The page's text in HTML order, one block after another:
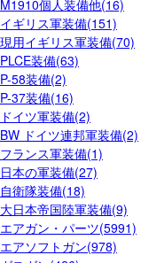
M1910個人装備他(16)
イギリス軍装備(151)
現用イギリス軍装備(70)
PLCE装備(63)
P-58装備(2)
P-37装備(16)
ドイツ軍装備(2)
BW ドイツ連邦軍装備(2)
フランス軍装備(1)
日本の軍装備(27)
自衛隊装備(18)
大日本帝国陸軍装備(9)
エアガン・パーツ(5991)
エアソフトガン(978)